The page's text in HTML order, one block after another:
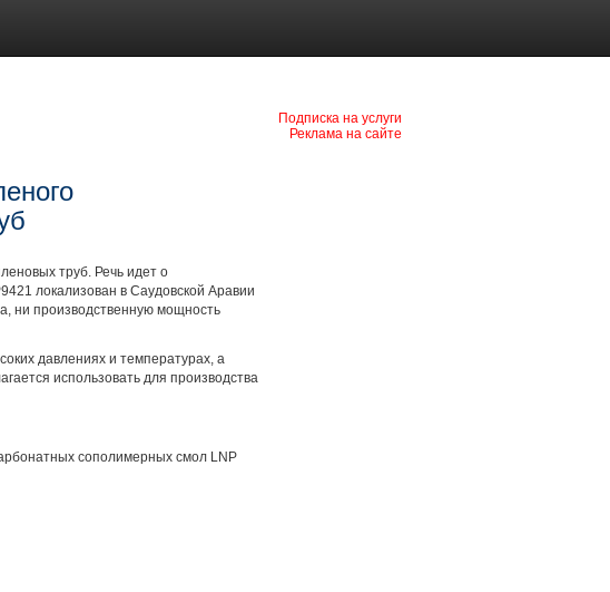
Подписка на услуги
Реклама на сайте
труб. Речь идет о
локализован в Саудовской Аравии
ни производственную мощность
давлениях и температурах, а
использовать для производства
сополимерных смол LNP